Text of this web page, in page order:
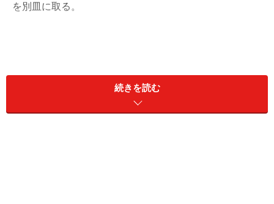
を別皿に取る。
7.盛りつける。＜写真はきゅうりをピーラーで薄切りし
たものと半月に切ったレモンを飾りました＞
続きを読む